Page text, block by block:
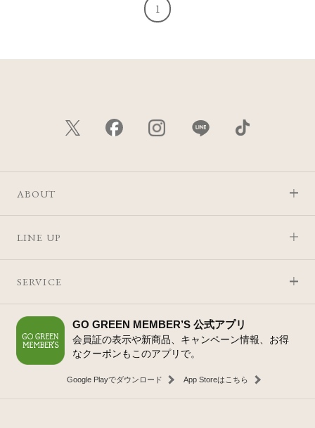
1
ABOUT
LINE UP
SERVICE
GO GREEN MEMBER’S 公式アプリ
会員証の表示や新商品、キャンペーン情報、お得
なクーポンもこのアプリで。
Google Playでダウンロード App Storeはこちら